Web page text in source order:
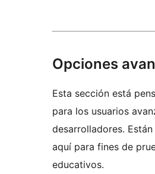
Opciones
Esta sección está
para los usuarios
desarrolladores.
aquí para fines de
educativos.